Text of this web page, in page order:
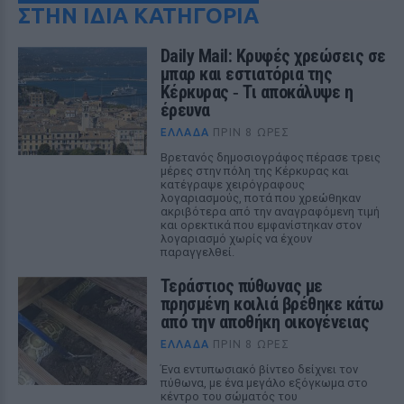
ΣΤΗΝ ΙΔΙΑ ΚΑΤΗΓΟΡΙΑ
Daily Mail: Κρυφές χρεώσεις σε
μπαρ και εστιατόρια της
Κέρκυρας ‑ Τι αποκάλυψε η
έρευνα
ΕΛΛΆΔΑ ΠΡΙΝ 8 ΏΡΕΣ
Βρετανός δημοσιογράφος πέρασε τρεις
μέρες στην πόλη της Κέρκυρας και
κατέγραψε χειρόγραφους
λογαριασμούς, ποτά που χρεώθηκαν
ακριβότερα από την αναγραφόμενη τιμή
και ορεκτικά που εμφανίστηκαν στον
λογαριασμό χωρίς να έχουν
παραγγελθεί.
Τεράστιος πύθωνας με
πρησμένη κοιλιά βρέθηκε κάτω
από την αποθήκη οικογένειας
ΕΛΛΆΔΑ ΠΡΙΝ 8 ΏΡΕΣ
Ένα εντυπωσιακό βίντεο δείχνει τον
πύθωνα, με ένα μεγάλο εξόγκωμα στο
κέντρο του σώματός του